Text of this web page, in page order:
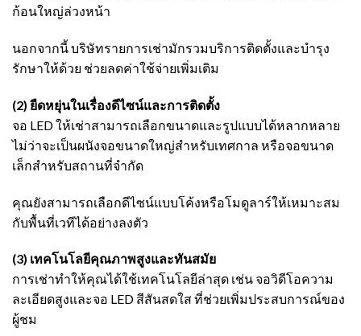
ก้อนใหญ่ล่วงหน้า
นอกจากนี้ บริษัทรายการเช่ามักรวมบริการติดตั้งและบำรุง
รักษาให้ด้วย ช่วยลดค่าใช้จ่ายเพิ่มเติม
(2) ยืดหยุ่นในเรื่องดีไซน์และการติดตั้ง
จอ LED ให้เช่าสามารถเลือกขนาดและรูปแบบได้หลากหลาย
ไม่ว่าจะเป็นผนังจอขนาดใหญ่สำหรับเทศกาล หรือจอขนาด
เล็กสำหรับสถานที่จำกัด
คุณยังสามารถเลือกดีไซน์แบบโค้งหรือโมดูลาร์ให้เหมาะสม
กับพื้นที่เวทีได้อย่างลงตัว
(3) เทคโนโลยีคุณภาพสูงและทันสมัย
การเช่าทำให้คุณได้ใช้เทคโนโลยีล่าสุด เช่น จอวิดีโอความ
ละเอียดสูงและจอ LED สีสันสดใส ที่ช่วยเพิ่มประสบการณ์ของ
ผู้ชม